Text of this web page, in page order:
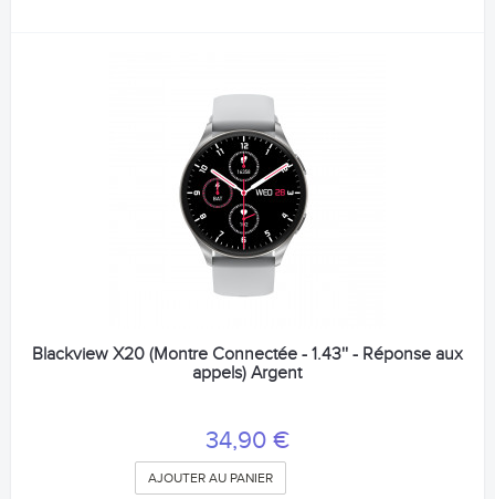
Blackview X20 (Montre Connectée - 1.43'' - Réponse aux
appels) Argent
34,90 €
AJOUTER AU PANIER